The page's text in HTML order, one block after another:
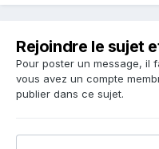
Rejoindre le sujet
Pour poster un message, il
vous avez un compte
publier dans ce sujet.